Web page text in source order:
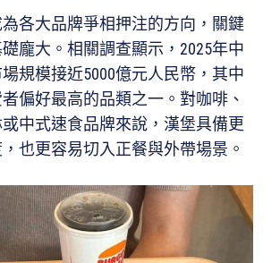
各大品牌爭相押注的方向，關鍵
龐大。相關調查顯示，2025年中
規模接近5000億元人民幣，其中
偏好最高的品類之一。對咖啡、
中式速食品牌來說，漢堡具備更
也更容易切入正餐與外帶場景。